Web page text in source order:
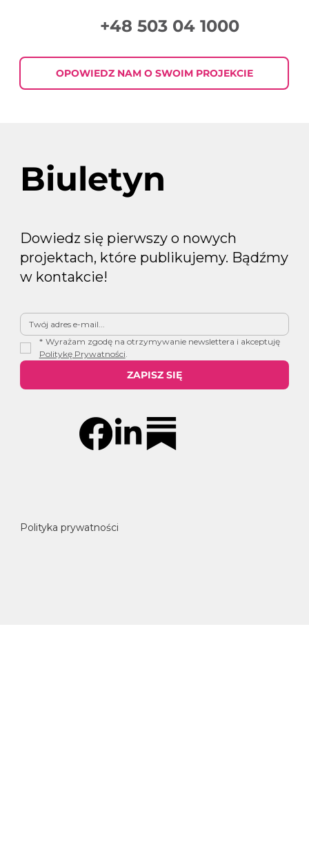
Podsumowanie Tygodnia w Digital
Marketingu 2026-07-30
+48 503 04 1000
OPOWIEDZ NAM O SWOIM PROJEKCIE
Polityka prywatności
Biuletyn
Dowiedz się pierwszy o nowych
projektach, które publikujemy. Bądźmy
w kontakcie!
*
Wyrażam zgodę na otrzymywanie newslettera i akceptuję
Politykę Prywatności.
ZAPISZ SIĘ